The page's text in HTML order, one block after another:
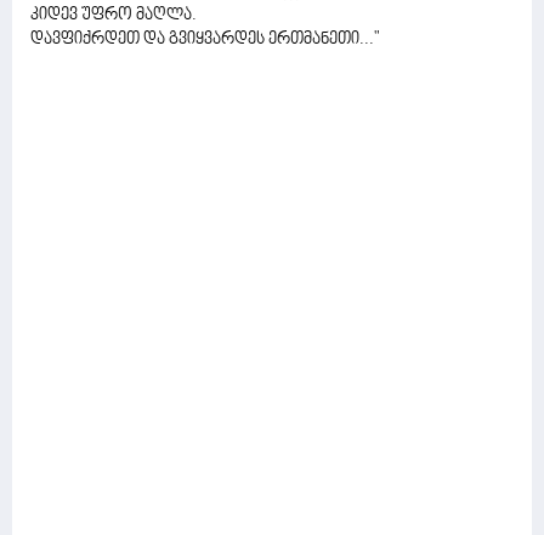
კიდევ უფრო მაღლა.
დავფიქრდეთ და გვიყვარდეს ერთმანეთი..."